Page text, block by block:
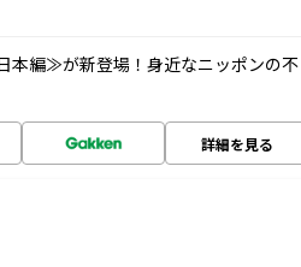
本編≫が新登場！身近なニッポンの不
詳細を見る